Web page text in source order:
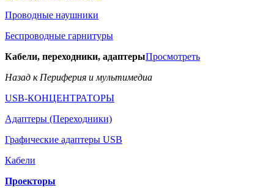
Проводные наушники
Беспроводные гарнитуры
Кабели, переходники, адаптерыПросмотреть
Назад к Периферия и мультимедиа
USB-КОНЦЕНТРАТОРЫ
Адаптеры (Переходники)
Графические адаптеры USB
Кабели
Проекторы